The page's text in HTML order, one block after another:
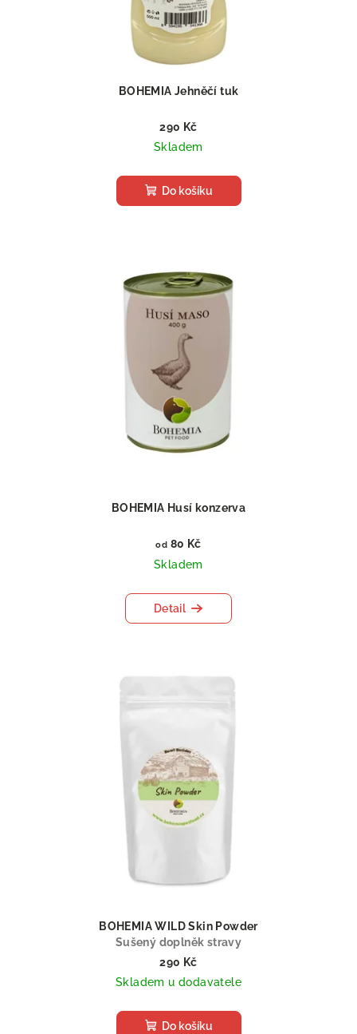
BOHEMIA Jehněčí tuk
290 Kč
Skladem
Do košíku
BOHEMIA Husí konzerva
od 80 Kč
Skladem
Detail
BOHEMIA WILD Skin Powder
Sušený doplněk stravy
290 Kč
Skladem u dodavatele
Do košíku